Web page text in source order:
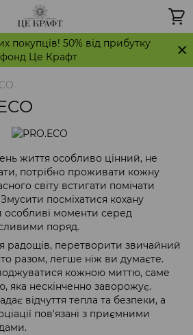
покупців! 50% від прибутку
фонд Це Крафт
життя особливо цінний, не
потрібно проживати кожну
світу встигати помічати
посміхатися кохану
моменти серед
поряд.
радощів, перетворити звичайний
разом, легше ніж ви думаєте.
кожною миттю, саме
яка нескінченно заворожує.
відчуття тепла та безпеки, а
пов'язані з приємними